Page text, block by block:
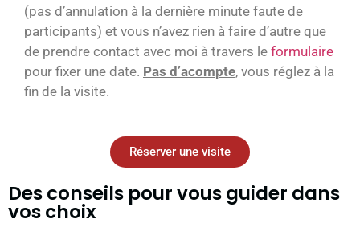
(pas d’annulation à la dernière minute faute de
participants) et vous n’avez rien à faire d’autre que
de prendre contact avec moi à travers le formulaire
pour fixer une date. Pas d’acompte, vous réglez à la
fin de la visite.
Réserver une visite
Des conseils pour vous guider dans
vos choix